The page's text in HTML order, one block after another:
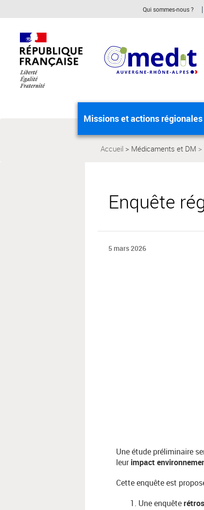
principal,
Qui sommes-nous ?
Missions et actions régionales
Accueil
Médicaments et DM
Enquête
5 mars 2026
Une étude préliminaire
leurimpact
Cette enquête est
Une enquête